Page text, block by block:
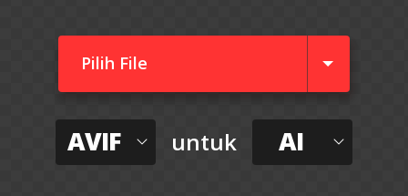
Pilih File
AVIF untuk AI